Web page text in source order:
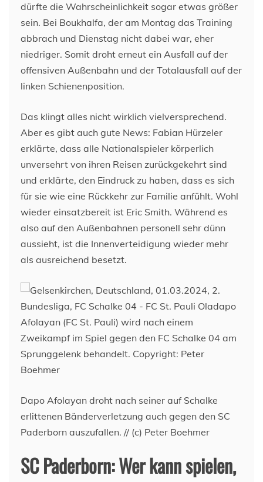
dürfte die Wahrscheinlichkeit sogar etwas größer
sein. Bei Boukhalfa, der am Montag das Training
abbrach und Dienstag nicht dabei war, eher
niedriger. Somit droht erneut ein Ausfall auf der
offensiven Außenbahn und der Totalausfall auf der
linken Schienenposition.
Das klingt alles nicht wirklich vielversprechend.
Aber es gibt auch gute News: Fabian Hürzeler
erklärte, dass alle Nationalspieler körperlich
unversehrt von ihren Reisen zurückgekehrt sind
und erklärte, den Eindruck zu haben, dass es sich
für sie wie eine Rückkehr zur Familie anfühlt. Wohl
wieder einsatzbereit ist Eric Smith. Während es
also auf den Außenbahnen personell sehr dünn
aussieht, ist die Innenverteidigung wieder mehr
als ausreichend besetzt.
Dapo Afolayan droht nach seiner auf Schalke
erlittenen Bänderverletzung auch gegen den SC
Paderborn auszufallen. // (c) Peter Boehmer
SC Paderborn: Wer kann spielen,